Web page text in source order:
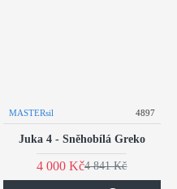
MASTERsil 4897
Juka 4 - Sněhobílá Greko
4 000 Kč4 841 Kč